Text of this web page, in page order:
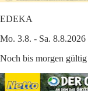
EDEKA
Mo. 3.8. - Sa. 8.8.2026
Noch bis morgen gültig